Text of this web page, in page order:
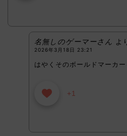
名無しのゲーマーさん よ
2026年3月18日 23:21
はやくそのボールドマーカ
+1